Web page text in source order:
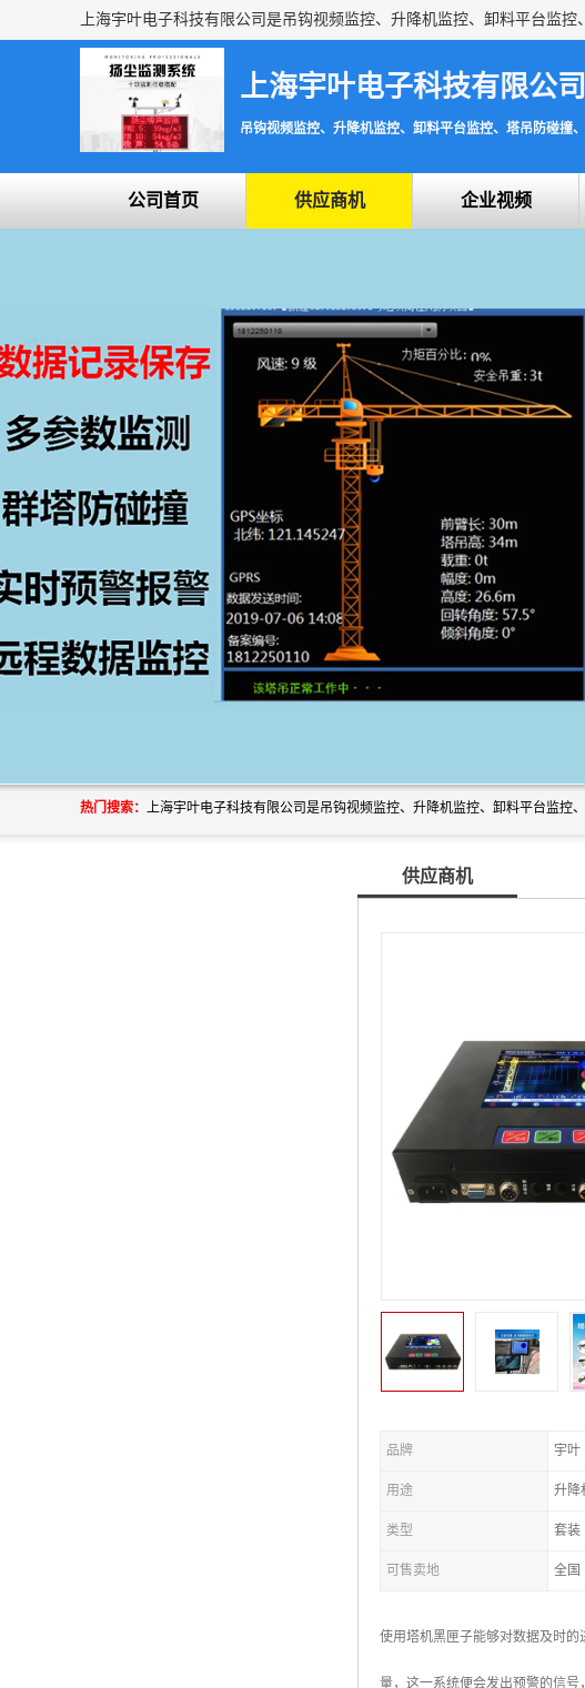
上海宇叶电子科技有限公司
吊钩视频监控、升降机监控、卸料平台监控、塔吊防碰撞
公司首页 供应商机 企业视频
热门搜索：
供应商机
品牌 宇叶
用途 升降
类型 套装
可售卖地 全国
使用塔机黑匣子能够对数据及时
量，这一系统便会发出预警的信号